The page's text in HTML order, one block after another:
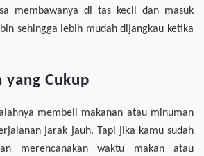
membawanya di tas kecil dan masuk
sehingga lebih mudah dijangkau ketika
yang Cukup
membeli makanan atau minuman
jarak jauh. Tapi jika kamu sudah
merencanakan waktu makan atau